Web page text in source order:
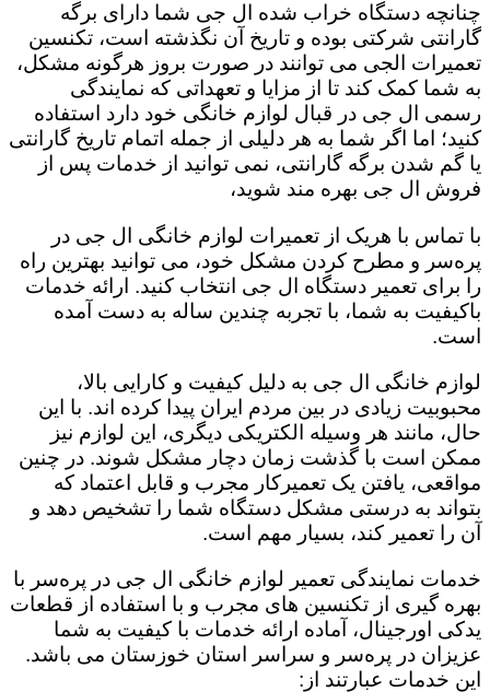
چنانچه دستگاه خراب شده ال جی شما دارای برگه
گارانتی شرکتی بوده و تاریخ آن نگذشته است، تکنسین
تعمیرات الجی می توانند در صورت بروز هرگونه مشکل،
به شما کمک کند تا از مزایا و تعهداتی که نمایندگی
رسمی ال جی در قبال لوازم خانگی خود دارد استفاده
کنید؛ اما اگر شما به هر دلیلی از جمله اتمام تاریخ گارانتی
یا گم شدن برگه گارانتی، نمی توانید از خدمات پس از
فروش ال جی بهره مند شوید،
با تماس با هریک از تعمیرات لوازم خانگی ال جی در
پره‌سر و مطرح کردن مشکل خود، می توانید بهترین راه
را برای تعمیر دستگاه ال جی انتخاب کنید. ارائه خدمات
باکیفیت به شما، با تجربه چندین ساله به دست آمده
است.
لوازم خانگی ال جی به دلیل کیفیت و کارایی بالا،
محبوبیت زیادی در بین مردم ایران پیدا کرده اند. با این
حال، مانند هر وسیله الکتریکی دیگری، این لوازم نیز
ممکن است با گذشت زمان دچار مشکل شوند. در چنین
مواقعی، یافتن یک تعمیرکار مجرب و قابل اعتماد که
بتواند به درستی مشکل دستگاه شما را تشخیص دهد و
آن را تعمیر کند، بسیار مهم است.
خدمات نمایندگی تعمیر لوازم خانگی ال جی در پره‌سر با
بهره گیری از تکنسین های مجرب و با استفاده از قطعات
یدکی اورجینال، آماده ارائه خدمات با کیفیت به شما
عزیزان در پره‌سر و سراسر استان خوزستان می باشد.
این خدمات عبارتند از: